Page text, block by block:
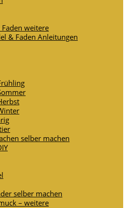
weitere
& Faden Anleitungen
selber machen
selber machen
– weitere